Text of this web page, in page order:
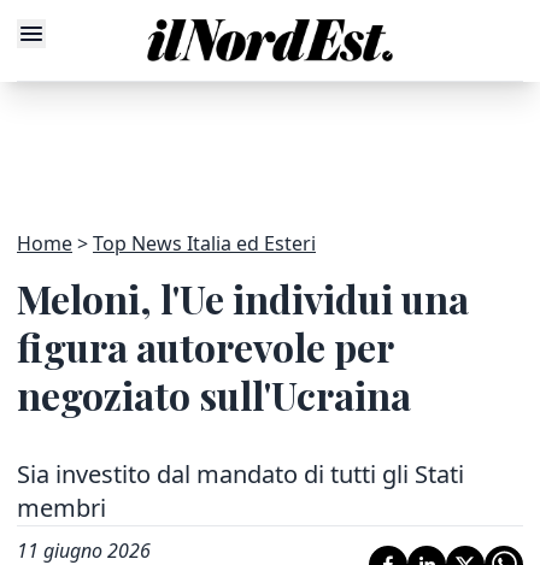
Home Top News Italia ed Esteri
Meloni, l'Ue individui una
figura autorevole per
negoziato sull'Ucraina
Sia investito dal mandato di tutti gli Stati
membri
11 giugno 2026